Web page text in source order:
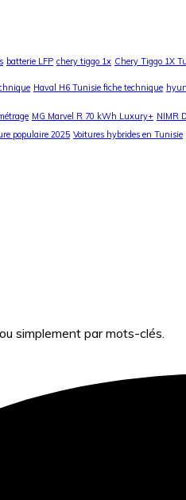
batterie LFP chery tiggo 1x Chery Tiggo 1X
Haval H6 Tunisie fiche technique
MG Marvel R 70 kWh Luxury+ NIMR
populaire 2025 Voitures hybrides en Tunisie
simplement par mots-clés.